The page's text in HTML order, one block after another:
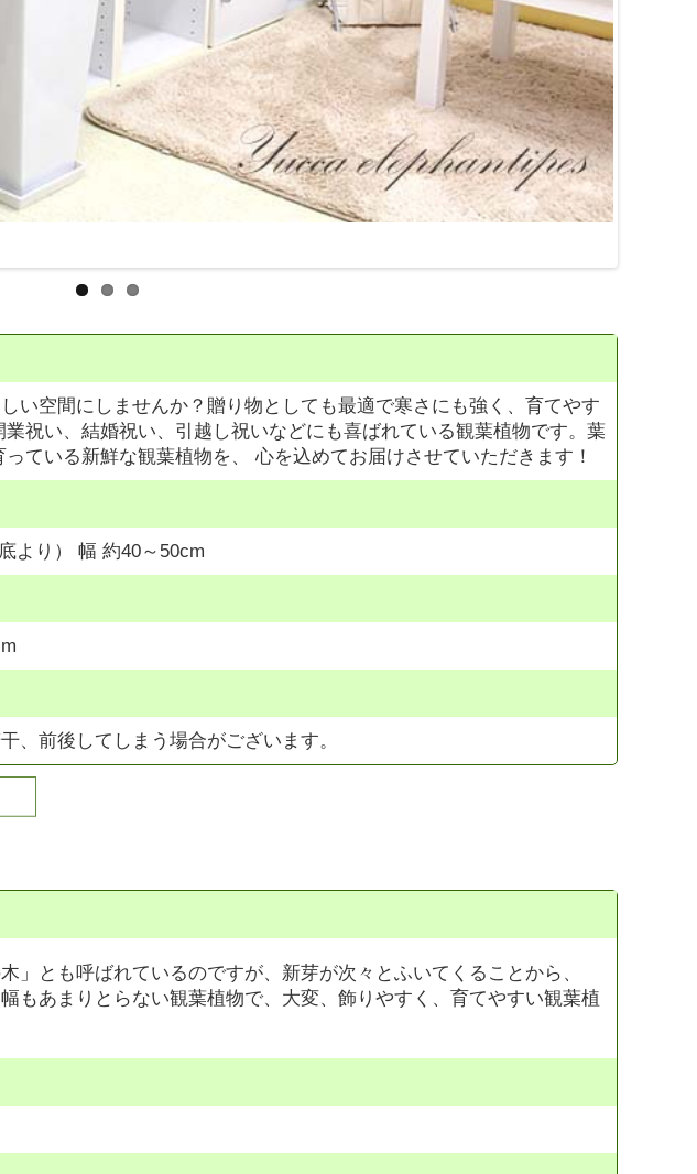
い空間にしませんか？贈り物としても最適で寒さにも強く、育てやす
祝い、結婚祝い、引越し祝いなどにも喜ばれている観葉植物です。葉
ている新鮮な観葉植物を、 心を込めてお届けさせていただきます！
より） 幅 約40～50cm
、前後してしまう場合がございます。
」とも呼ばれているのですが、新芽が次々とふいてくることから、
もあまりとらない観葉植物で、大変、飾りやすく、育てやすい観葉植